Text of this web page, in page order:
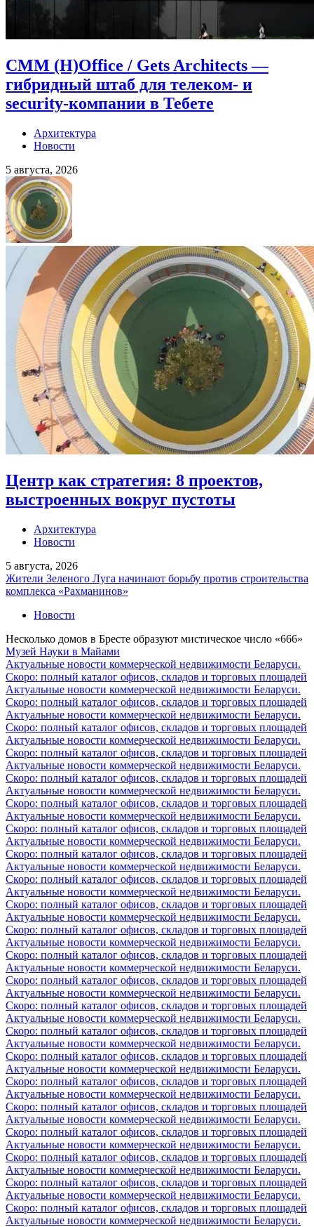
CMM (H)Office / Gets Architects —
гибридный штаб для телеком- и
security-компании в Тебете
Архитектура
Новости
5 августа, 2026
Центр как стратегия: 8 проектов,
выстроенных вокруг пустоты
Архитектура
Новости
5 августа, 2026
Жители Зеленого Луга начинают борьбу против строительства
комплекса «Рахманинов»
Новости
Несколько домов в Бресте образуют мистическое число «666»
Музей Науки в Майами
Актуальные новости коммерческой недвижимости Беларуси.
Скоро: полный каталог офисов, складов и торговых площадей
Актуальные новости коммерческой недвижимости Беларуси.
Скоро: полный каталог офисов, складов и торговых площадей
Актуальные новости коммерческой недвижимости Беларуси.
Скоро: полный каталог офисов, складов и торговых площадей
Актуальные новости коммерческой недвижимости Беларуси.
Скоро: полный каталог офисов, складов и торговых площадей
Актуальные новости коммерческой недвижимости Беларуси.
Скоро: полный каталог офисов, складов и торговых площадей
Актуальные новости коммерческой недвижимости Беларуси.
Скоро: полный каталог офисов, складов и торговых площадей
Актуальные новости коммерческой недвижимости Беларуси.
Скоро: полный каталог офисов, складов и торговых площадей
Актуальные новости коммерческой недвижимости Беларуси.
Скоро: полный каталог офисов, складов и торговых площадей
Актуальные новости коммерческой недвижимости Беларуси.
Скоро: полный каталог офисов, складов и торговых площадей
Актуальные новости коммерческой недвижимости Беларуси.
Скоро: полный каталог офисов, складов и торговых площадей
Актуальные новости коммерческой недвижимости Беларуси.
Скоро: полный каталог офисов, складов и торговых площадей
Актуальные новости коммерческой недвижимости Беларуси.
Скоро: полный каталог офисов, складов и торговых площадей
Актуальные новости коммерческой недвижимости Беларуси.
Скоро: полный каталог офисов, складов и торговых площадей
Актуальные новости коммерческой недвижимости Беларуси.
Скоро: полный каталог офисов, складов и торговых площадей
Актуальные новости коммерческой недвижимости Беларуси.
Скоро: полный каталог офисов, складов и торговых площадей
Актуальные новости коммерческой недвижимости Беларуси.
Скоро: полный каталог офисов, складов и торговых площадей
Актуальные новости коммерческой недвижимости Беларуси.
Скоро: полный каталог офисов, складов и торговых площадей
Актуальные новости коммерческой недвижимости Беларуси.
Скоро: полный каталог офисов, складов и торговых площадей
Актуальные новости коммерческой недвижимости Беларуси.
Скоро: полный каталог офисов, складов и торговых площадей
Актуальные новости коммерческой недвижимости Беларуси.
Скоро: полный каталог офисов, складов и торговых площадей
Актуальные новости коммерческой недвижимости Беларуси.
Скоро: полный каталог офисов, складов и торговых площадей
Актуальные новости коммерческой недвижимости Беларуси.
Скоро: полный каталог офисов, складов и торговых площадей
Актуальные новости коммерческой недвижимости Беларуси.